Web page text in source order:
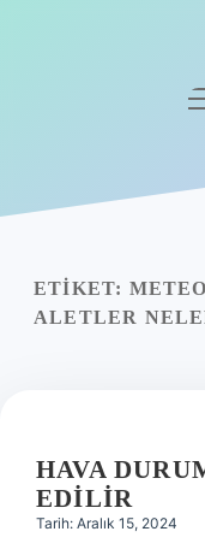
Yasal Uyarı
ETIKET:
ALETLER
HAVA
EDILIR
Tarih: Aralık 15, 2024